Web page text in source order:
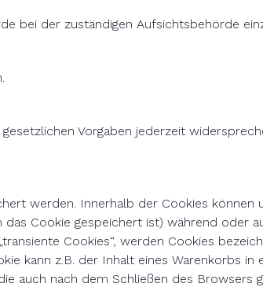
bei der zuständigen Aufsichtsbehörde
Vorgaben jederzeit
werden. Innerhalb der Cookies
Cookie gespeichert ist) während oder
Cookies“, werden Cookies
kann z.B. der Inhalt eines Warenkorbs
auch nach dem Schließen des Browsers